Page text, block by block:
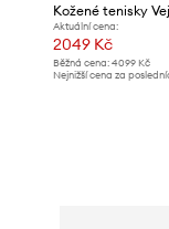
Kožené tenisky
Aktuální cena:
2049 Kč
Běžná cena: 4099 Kč
Nejnižší cena za